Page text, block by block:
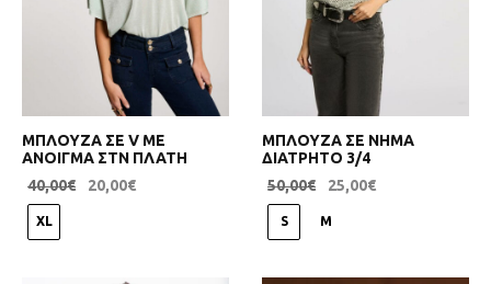
ΜΠΛΟΥΖΑ ΣΕ V ΜΕ
ΑΝΟΙΓΜΑ ΣΤΝ ΠΛΑΤΗ
40,00€ 20,00€
XL
ΜΠΛΟΥΖΑ ΣΕ ΝΗΜΑ
ΔΙΑΤΡΗΤΟ 3/4
50,00€ 25,00€
S M